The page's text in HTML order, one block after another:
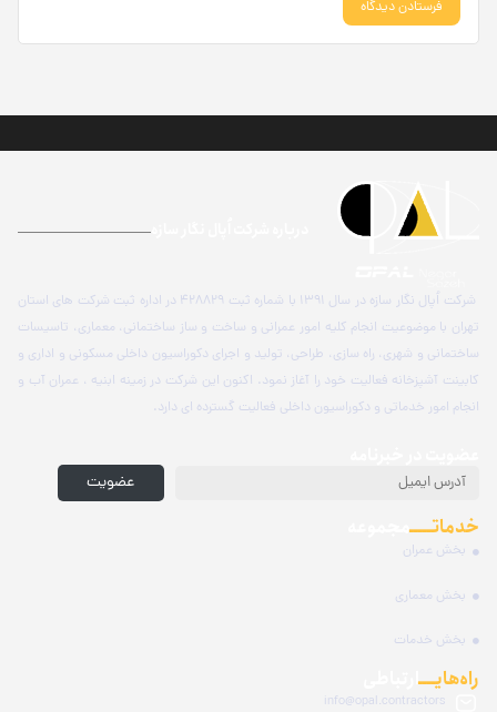
شرکت اُپال نگار سازه در سال 1391 با شماره ثبت 428829 در اداره ثبت شرکت های استان
تهران با موضوعیت انجام کلیه امور عمرانی و ساخت و ساز ساختمانی، معماری، تاسیسات
ساختمانی و شهری، راه سازی، طراحی، تولید و اجرای دکوراسیون داخلی مسکونی و اداری و
کابینت آشپزخانه فعالیت خود را آغاز نمود. اکنون این شرکت در زمینه ابنیه ، عمران آب و
انجام امور خدماتی و دکوراسیون داخلی فعالیت گسترده ای دارد.
عضویت
خدماتـــــمجموعه
بخش عمران
بخش معماری
بخش خدمات
راه‌هایــــارتباطی
info@opal.contractors